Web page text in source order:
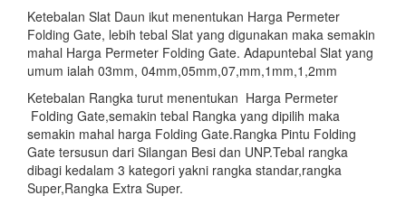
Ketebalan Slat Daun ikut menentukan Harga Permeter
Folding Gate, lebih tebal Slat yang digunakan maka semakin
mahal Harga Permeter Folding Gate. Adapuntebal Slat yang
umum ialah 03mm, 04mm,05mm,07,mm,1mm,1,2mm
Ketebalan Rangka turut menentukan Harga Permeter
Folding Gate,semakin tebal Rangka yang dipilih maka
semakin mahal harga Folding Gate.Rangka Pintu Folding
Gate tersusun dari Silangan Besi dan UNP.Tebal rangka
dibagi kedalam 3 kategori yakni rangka standar,rangka
Super,Rangka Extra Super.